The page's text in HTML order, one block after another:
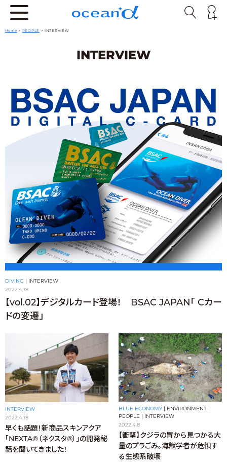
Home > PEOPLE >INTERVIEW
INTERVIEW
DIVING | INTERVIEW
2022.4.18
【vol.02】デジタルカード登場！ BSAC JAPAN「 Cカー
ドの変遷」
INTERVIEW
2022.4.18
早くも話題！新商品スキンアクア
「NEXTA®（ネクスタ®）」の開発秘
話を聞いてきました！
BLUE ECONOMY | ENVIRONMENT |
PEOPLE | INTERVIEW
2022.4.8
【衝撃】クジラの胃から見つかる大
量のプラごみ。海獣学者が危惧す
る生態系破壊